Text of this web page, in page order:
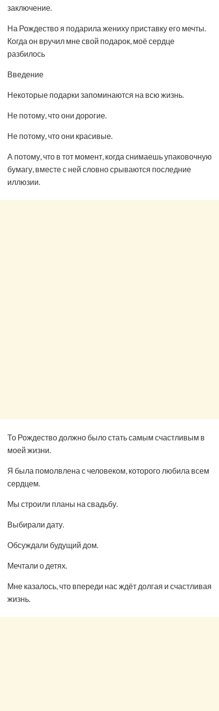
заключение.
На Рождество я подарила жениху приставку его мечты.
Когда он вручил мне свой подарок, моё сердце
разбилось
Введение
Некоторые подарки запоминаются на всю жизнь.
Не потому, что они дорогие.
Не потому, что они красивые.
А потому, что в тот момент, когда снимаешь упаковочную
бумагу, вместе с ней словно срываются последние
иллюзии.
То Рождество должно было стать самым счастливым в
моей жизни.
Я была помолвлена с человеком, которого любила всем
сердцем.
Мы строили планы на свадьбу.
Выбирали дату.
Обсуждали будущий дом.
Мечтали о детях.
Мне казалось, что впереди нас ждёт долгая и счастливая
жизнь.